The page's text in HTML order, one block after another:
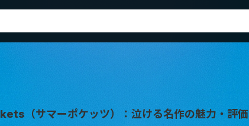
（サマーポケッツ）：泣ける名作の魅力・評